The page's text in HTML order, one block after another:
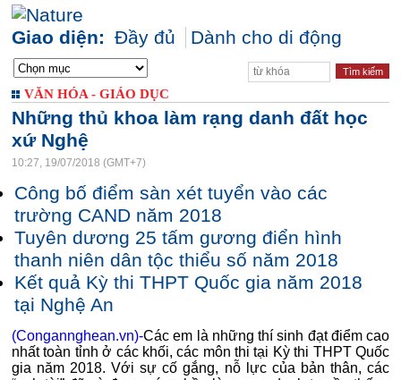
Giao diện: Đầy đủ Dành cho di động
VĂN HÓA - GIÁO DỤC
Những thủ khoa làm rạng danh đất học
xứ Nghệ
10:27, 19/07/2018 (GMT+7)
Công bố điểm sàn xét tuyển vào các
trường CAND năm 2018
Tuyên dương 25 tấm gương điển hình
thanh niên dân tộc thiểu số năm 2018
Kết quả Kỳ thi THPT Quốc gia năm 2018
tại Nghệ An
(Congannghean.vn)-Các em là những thí sinh đạt điểm cao
nhất toàn tỉnh ở các khối, các môn thi tại Kỳ thi THPT Quốc
gia năm 2018. Với sự cố gắng, nỗ lực của bản thân, các